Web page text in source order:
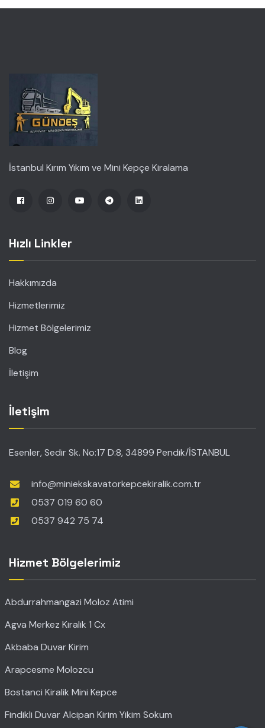
İstanbul Kırım Yıkım ve Mini Kepçe Kiralama
Hızlı Linkler
Hakkımızda
Hizmetlerimiz
Hizmet Bölgelerimiz
Blog
İletişim
İletişim
Esenler, Sedir Sk. No:17 D:8, 34899 Pendik/İSTANBUL
info@miniekskavatorkepcekiralik.com.tr
0537 019 60 60
0537 942 75 74
Hizmet Bölgelerimiz
Abdurrahmangazi Moloz Atimi
Agva Merkez Kiralik 1 Cx
Akbaba Duvar Kirim
Arapcesme Molozcu
Bostanci Kiralik Mini Kepce
Findikli Duvar Alcipan Kirim Yikim Sokum